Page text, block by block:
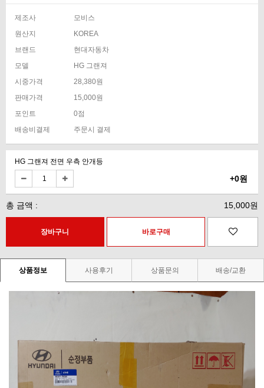
제조사
모비스
원산지
KOREA
브랜드
현대자동차
모델
HG 그랜져
시중가격
28,380원
판매가격
15,000원
포인트
0점
배송비결제
주문시 결제
HG 그랜져 전면 우측 안개등
+0원
총 금액 : 15,000원
상품정보 사용후기 상품문의 배송/교환